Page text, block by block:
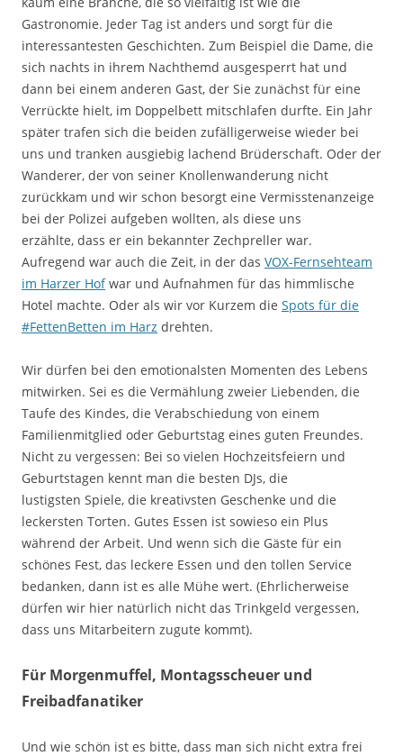
Gastronomie. Jeder Tag ist anders und sorgt für die
interessantesten Geschichten. Zum Beispiel die Dame, die
sich nachts in ihrem Nachthemd ausgesperrt hat und
dann bei einem anderen Gast, der Sie zunächst für eine
Verrückte hielt, im Doppelbett mitschlafen durfte. Ein Jahr
später trafen sich die beiden zufälligerweise wieder bei
uns und tranken ausgiebig lachend Brüderschaft. Oder der
Wanderer, der von seiner Knollenwanderung nicht
zurückkam und wir schon besorgt eine Vermisstenanzeige
bei der Polizei aufgeben wollten, als diese uns
erzählte, dass er ein bekannter Zechpreller war.
Aufregend war auch die Zeit, in der das VOX-Fernsehteam
im Harzer Hofwar und Aufnahmen für das himmlische
Hotel machte. Oder als wir vor Kurzem die Spots für die
#FettenBetten im Harz drehten.
Wir dürfen bei den emotionalsten Momenten des Lebens
mitwirken. Sei es die Vermählung zweier Liebenden, die
Taufe des Kindes, die Verabschiedung von einem
Familienmitglied oder Geburtstag eines guten Freundes.
Nicht zu vergessen: Bei so vielen Hochzeitsfeiern und
Geburtstagen kennt man die besten DJs, die
lustigsten Spiele, die kreativsten Geschenke und die
leckersten Torten. Gutes Essen ist sowieso ein Plus
während der Arbeit. Und wenn sich die Gäste für ein
schönes Fest, das leckere Essen und den tollen Service
bedanken, dann ist es alle Mühe wert. (Ehrlicherweise
dürfen wir hier natürlich nicht das Trinkgeld vergessen,
dass uns Mitarbeitern zugute kommt).
Für Morgenmuffel, Montagsscheuer und
Freibadfanatiker
Und wie schön ist es bitte, dass man sich nicht extra frei